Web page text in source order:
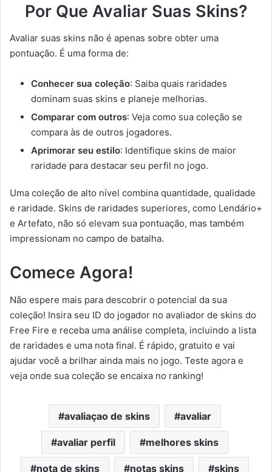
Por Que Avaliar Suas Skins?
Avaliar suas skins não é apenas sobre obter uma
pontuação. É uma forma de:
Conhecer sua coleção: Saiba quais raridades
dominam suas skins e planeje melhorias.
Comparar com outros: Veja como sua coleção se
compara às de outros jogadores.
Aprimorar seu estilo: Identifique skins de maior
raridade para destacar seu perfil no jogo.
Uma coleção de alto nível combina quantidade, qualidade
e raridade. Skins de raridades superiores, como Lendário+
e Artefato, não só elevam sua pontuação, mas também
impressionam no campo de batalha.
Comece Agora!
Não espere mais para descobrir o potencial da sua
coleção! Insira seu ID do jogador no avaliador de skins do
Free Fire e receba uma análise completa, incluindo a lista
de raridades e uma nota final. É rápido, gratuito e vai
ajudar você a brilhar ainda mais no jogo. Teste agora e
veja onde sua coleção se encaixa no ranking!
avaliaçao de skins avaliar
avaliar perfil melhores skins
nota de skins notas skins skins